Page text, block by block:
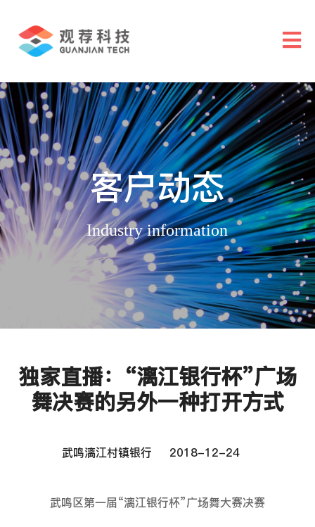
客户动态
Industry information
独家直播：“漓江银行杯”广场
舞决赛的另外一种打开方式
武鸣漓江村镇银行 2018-12-24
武鸣区第一届“漓江银行杯”广场舞大赛决赛